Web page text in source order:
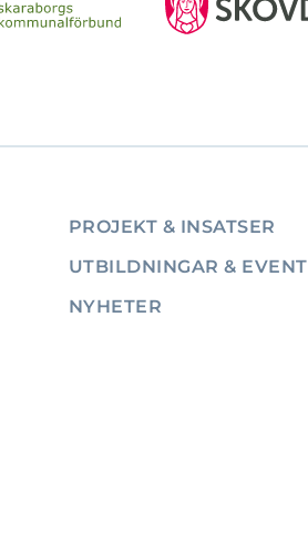
PROJEKT & INSATSER
UTBILDNINGAR & EVENT
NYHETER